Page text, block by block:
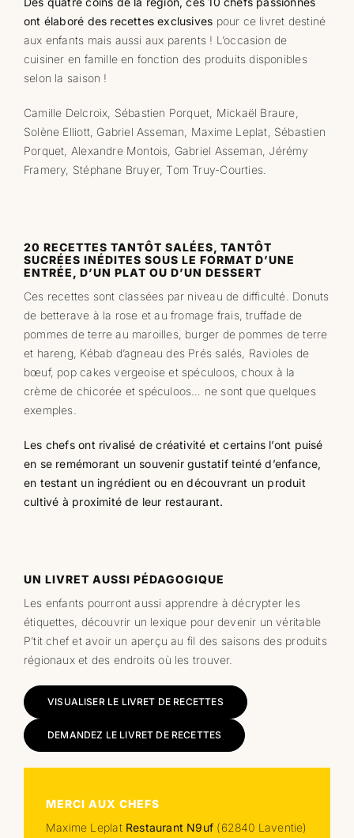
ont élaboré des recettes exclusives pour ce livret destiné
aux enfants mais aussi aux parents ! L’occasion de
cuisiner en famille en fonction des produits disponibles
selon la saison !
Camille Delcroix, Sébastien Porquet, Mickaël Braure,
Solène Elliott, Gabriel Asseman, Maxime Leplat, Sébastien
Porquet, Alexandre Montois, Gabriel Asseman, Jérémy
Framery, Stéphane Bruyer, Tom Truy-Courties.
20 RECETTES TANTÔT SALÉES, TANTÔT
SUCRÉES INÉDITES SOUS LE FORMAT D’UNE
ENTRÉE, D’UN PLAT OU D’UN DESSERT
Ces recettes sont classées par niveau de difficulté. Donuts
de betterave à la rose et au fromage frais, truffade de
pommes de terre au maroilles, burger de pommes de terre
et hareng, Kébab d’agneau des Prés salés, Ravioles de
bœuf, pop cakes vergeoise et spéculoos, choux à la
crème de chicorée et spéculoos… ne sont que quelques
exemples.
Les chefs ont rivalisé de créativité et certains l’ont puisé
en se remémorant un souvenir gustatif teinté d’enfance,
en testant un ingrédient ou en découvrant un produit
cultivé à proximité de leur restaurant.
UN LIVRET AUSSI PÉDAGOGIQUE
Les enfants pourront aussi apprendre à décrypter les
étiquettes, découvrir un lexique pour devenir un véritable
P’tit chef et avoir un aperçu au fil des saisons des produits
régionaux et des endroits où les trouver.
VISUALISER LE LIVRET DE RECETTES
DEMANDEZ LE LIVRET DE RECETTES
MERCI AUX CHEFS
Maxime Leplat Restaurant N9uf (62840 Laventie)